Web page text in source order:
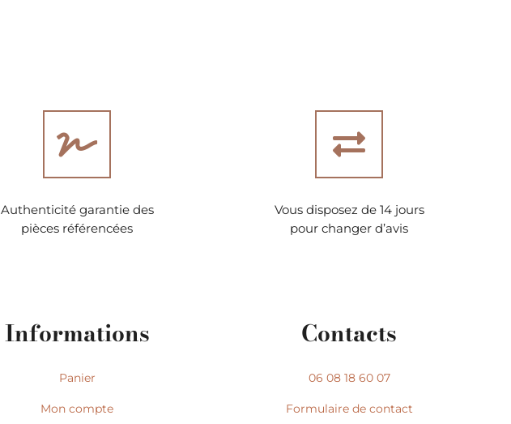
Authenticité garantie des
pièces référencées
Vous disposez de 14 jours
pour changer d’avis
Informations
Panier
Mon compte
Contacts
06 08 18 60 07
Formulaire de contact